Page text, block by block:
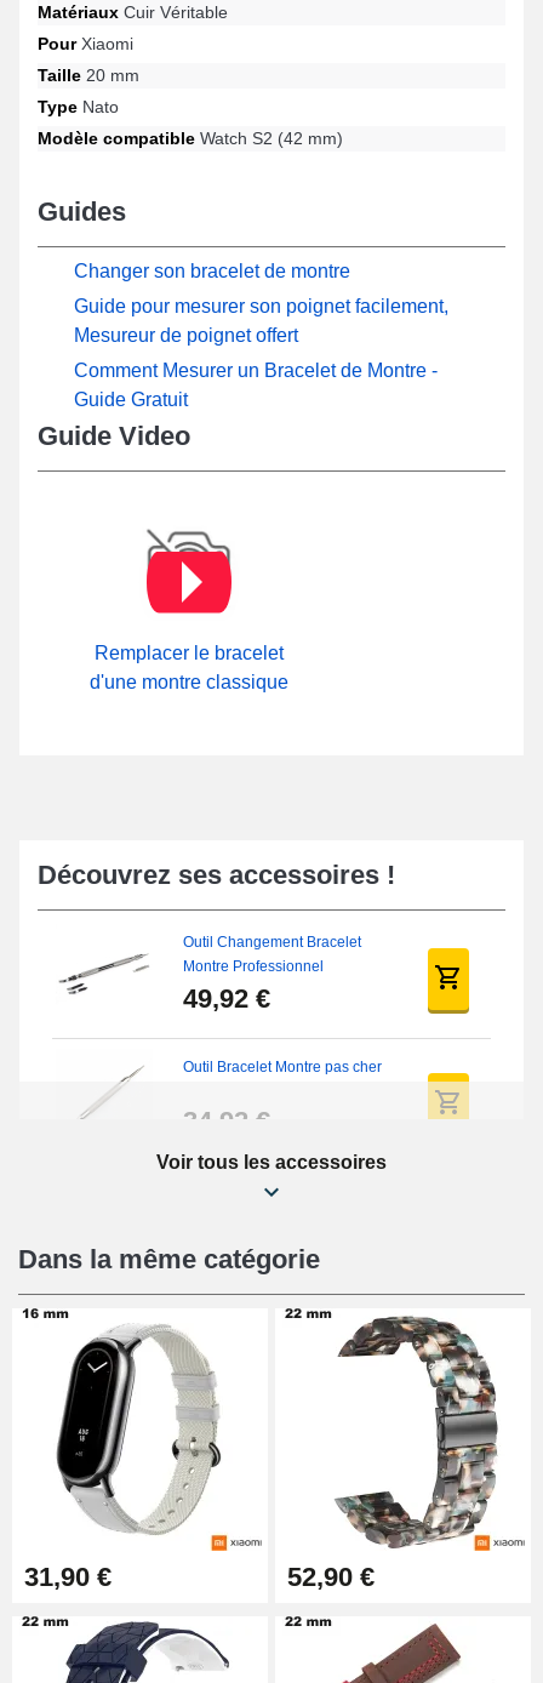
parfaitement au modèle unique Watch S2 (42 mm) garantissant
une ergonomie étudiée.
Matériaux Cuir Véritable
PourXiaomi
Taille 20 mm
Type Nato
Modèle compatible Watch S2 (42 mm)
Guides
Changer son bracelet de montre
Guide pour mesurer son poignet facilement,
Mesureur de poignet offert
Comment Mesurer un Bracelet de Montre -
Guide Gratuit
Guide Video
Remplacer le bracelet
d'une montre classique
Découvrez ses accessoires !
Outil Changement Bracelet
Montre Professionnel
49,92 €
Outil Bracelet Montre pas cher
34,92 €
Kit Réparation Montre Débutant
16,90 €
Pied à Coulisse Numérique
9,90 €
Pince à Poinçonner (pince trou)
57,42 €
Pince Trou pour Bracelet de
10,90 €
Voir tous les accessoires
Dans la même catégorie
31,90 € 52,90 €